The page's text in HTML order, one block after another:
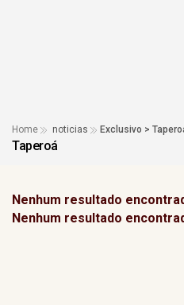
Home noticias Exclusivo >
Taperoá
Nenhum resultado
Nenhum resultado